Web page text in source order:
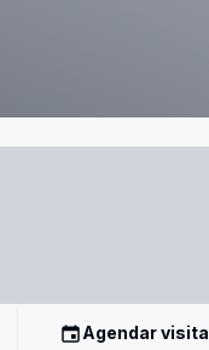
Agendar visita